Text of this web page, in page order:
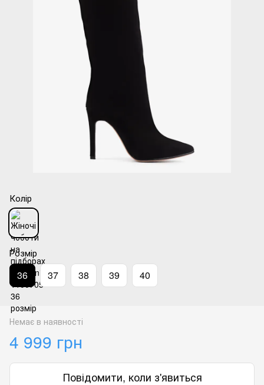
Колір
Розмір
36 37 38 39 40
Немає в наявності
4 999 грн
Повідомити, коли з'явиться